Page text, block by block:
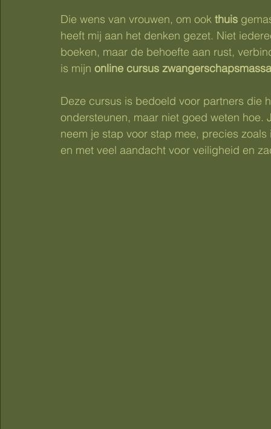
Die wens van vrouwen, om ook thuis
heeft mij aan het denken gezet. Niet
boeken, maar de behoefte aan rust,
is mijn online cursus
Deze cursus is bedoeld voor partners die
ondersteunen, maar niet goed weten
neem je stap voor stap mee, precies
en met veel aandacht voor veiligheid en